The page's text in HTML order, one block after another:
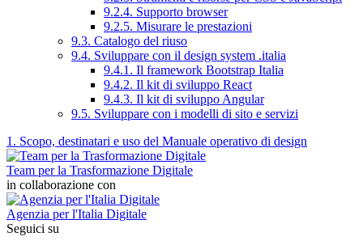
9.2.4. Supporto browser
9.2.5. Misurare le prestazioni
9.3. Catalogo del riuso
9.4. Sviluppare con il design system .italia
9.4.1. Il framework Bootstrap Italia
9.4.2. Il kit di sviluppo React
9.4.3. Il kit di sviluppo Angular
9.5. Sviluppare con i modelli di sito e servizi
1. Scopo, destinatari e uso del Manuale operativo di design
Team per la Trasformazione Digitale
in collaborazione con
Agenzia per l'Italia Digitale
Seguici su